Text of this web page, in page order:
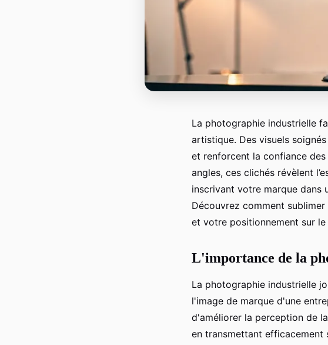
La photographie industrielle
artistique. Des visuels
et renforcent la confiance
angles, ces clichés révèlent
inscrivant votre marque dans
Découvrez comment
et votre positionnement sur le
L'importance de la
La photographie industrielle
l'image de marque d'une
d'améliorer la perception de
en transmettant efficacement